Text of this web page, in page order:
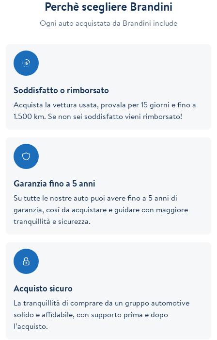
Perchè scegliere Brandini
Ogni auto acquistata da Brandini include
Soddisfatto o rimborsato
Acquista la vettura usata, provala per 15 giorni e fino a
1.500 km. Se non sei soddisfatto vieni rimborsato!
Garanzia fino a 5 anni
Su tutte le nostre auto puoi avere fino a 5 anni di
garanzia, così da acquistare e guidare con maggiore
tranquillità e sicurezza.
Acquisto sicuro
La tranquillità di comprare da un gruppo automotive
solido e affidabile, con supporto prima e dopo
l’acquisto.